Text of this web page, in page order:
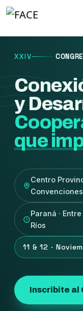
XXIV
y
que
Centro
Convenciones
Paraná · Entre
Ríos
11 & 12 ·
Inscribite al